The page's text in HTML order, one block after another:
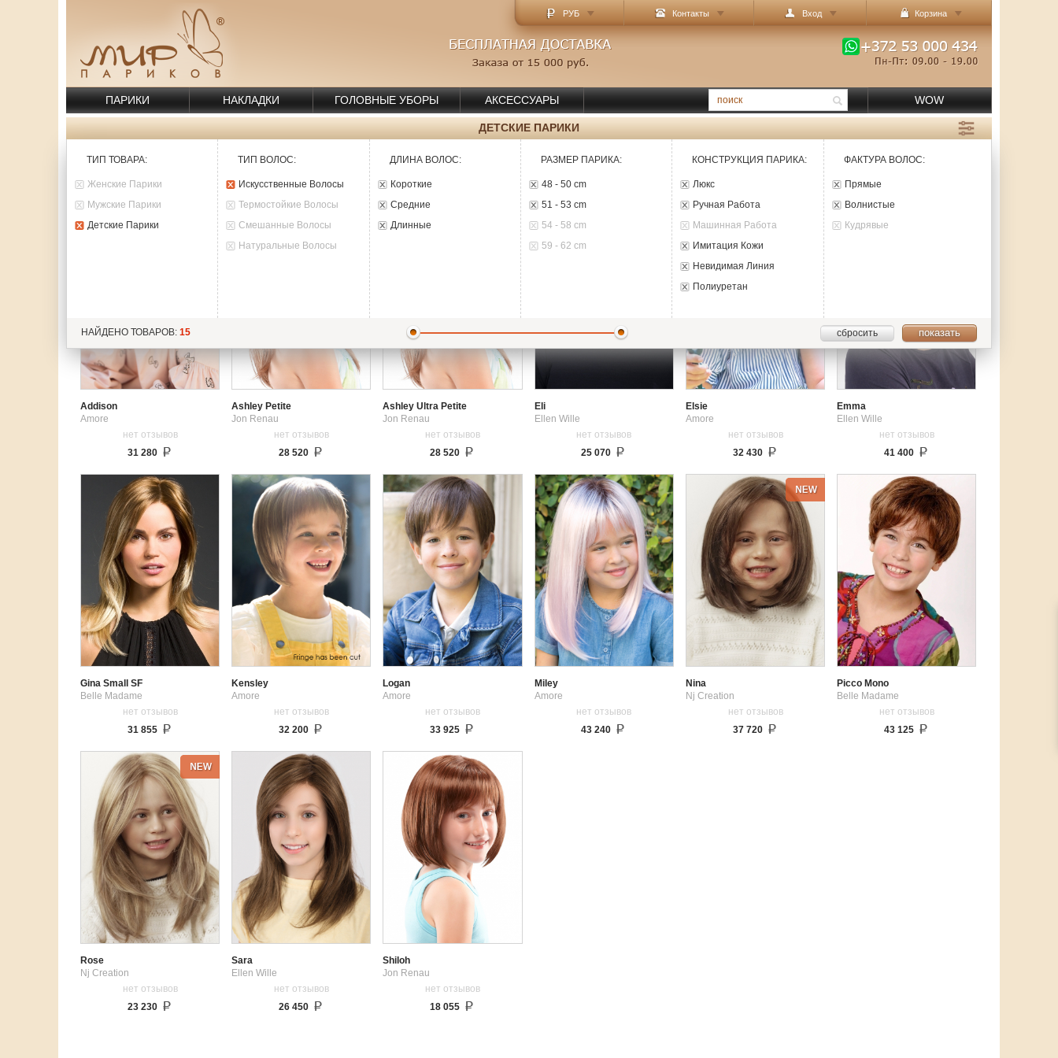
РУБ Контакты Вход Корзина
ПАРИКИ НАКЛАДКИ ГОЛОВНЫЕ УБОРЫ АКСЕССУАРЫ WOW
ДЕТСКИЕ ПАРИКИ
ТИП ТОВАРА:
Женские Парики
Мужские Парики
Детские Парики
ТИП ВОЛОС:
Искусственные Волосы
Термостойкие Волосы
Смешанные Волосы
Натуральные Волосы
ДЛИНА ВОЛОС:
Короткие
Средние
Длинные
РАЗМЕР ПАРИКА:
48 - 50 cm
51 - 53 cm
54 - 58 cm
59 - 62 cm
КОНСТРУКЦИЯ ПАРИКА:
Люкс
Ручная Работа
Машинная Работа
Имитация Кожи
Невидимая Линия
Полиуретан
ФАКТУРА ВОЛОС:
Прямые
Волнистые
Кудрявые
НАЙДЕНО ТОВАРОВ: 15 сбросить показать
Addison
Amore
нет отзывов
31 280
Ashley Petite
Jon Renau
нет отзывов
28 520
Ashley Ultra Petite
Jon Renau
нет отзывов
28 520
Eli
Ellen Wille
нет отзывов
25 070
Elsie
Amore
нет отзывов
32 430
Emma
Ellen Wille
нет отзывов
41 400
Gina Small SF
Belle Madame
нет отзывов
31 855
Kensley
Amore
нет отзывов
32 200
Logan
Amore
нет отзывов
33 925
Miley
Amore
нет отзывов
43 240
Nina
Nj Creation
нет отзывов
37 720
Picco Mono
Belle Madame
нет отзывов
43 125
Rose
Nj Creation
нет отзывов
23 230
Sara
Ellen Wille
нет отзывов
26 450
Shiloh
Jon Renau
нет отзывов
18 055